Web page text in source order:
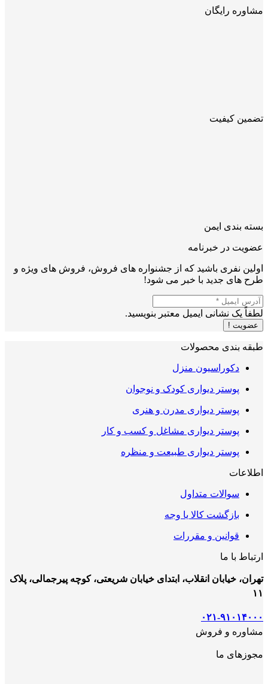
مشاوره رایگان
تضمین کیفیت
بسته بندی ایمن
عضویت در خبرنامه
اولین نفری باشید که از جشنواره های فروش، فروش های ویژه و
طرح های جدید با خبر می شود!
لطفاً یک نشانی ایمیل معتبر بنویسید.
عضویت !
طبقه بندی محصولات
دکوراسیون منزل
پوستر دیواری کودک و نوجوان
پوستر دیواری مدرن و هنری
پوستر دیواری مشاغل و کسب و کار
پوستر دیواری طبیعت و منظره
اطلاعات
سوالات متداول
بازگشت کالا یا وجه
قوانین و مقررات
ارتباط با ما
تهران، خیابان انقلاب، ابتدای خیابان شریعتی، کوچه پیرجمالی، پلاک
۱۱
۰۲۱-۹۱۰۱۴۰۰۰
مشاوره و فروش
مجوزهای ما